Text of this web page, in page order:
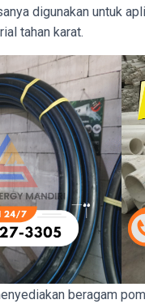
digunakan untuk
tahan karat.
beragam